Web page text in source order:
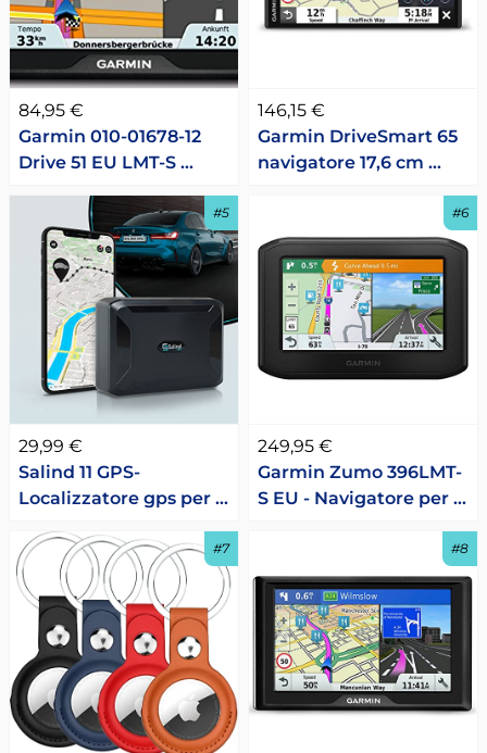
84,95 €
Garmin 010-01678-12
Drive 51 EU LMT-S …
146,15 €
Garmin DriveSmart 65
navigatore 17,6 cm …
#5
29,99 €
Salind 11 GPS-
Localizzatore gps per …
#6
249,95 €
Garmin Zumo 396LMT-
S EU - Navigatore per …
#7 #8